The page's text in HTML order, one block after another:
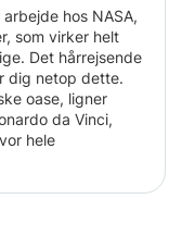
hos NASA,
som virker helt
Det hårrejsende
dig netop dette.
oase, ligner
da Vinci,
hele